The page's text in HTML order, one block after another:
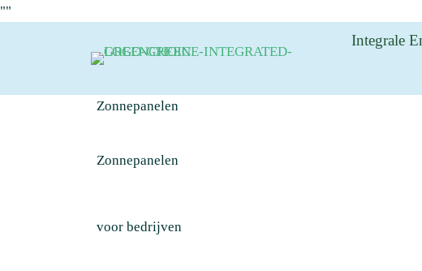
""
Integrale
Zonnepanelen
Zonnepanelen
voor bedrijven